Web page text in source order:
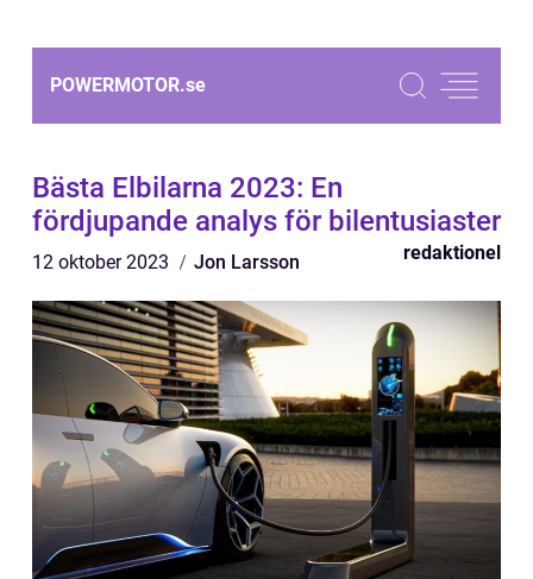
POWERMOTOR.se
Bästa Elbilarna 2023: En
fördjupande analys för bilentusiaster
12 oktober 2023 Jon Larsson redaktionel